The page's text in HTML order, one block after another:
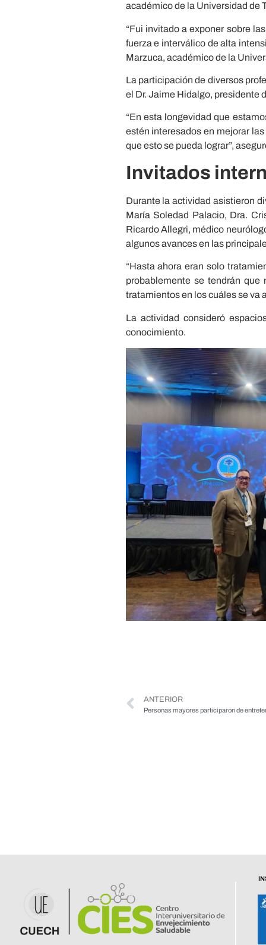
académico de la Universidad de
“Fui invitado a exponer sobre
fuerza e interválico de alta
Marzuca, académico de la
La participación de diversos
el Dr. Jaime Hidalgo, presidente
“En esta longevidad que
estén interesados en mejorar
que esto se pueda lograr”,
Invitados
Durante la actividad asistieron
María Soledad Palacio, Dra.
Ricardo Allegri, médico
algunos avances en las
“Hasta ahora eran solo
probablemente se tendrán
tratamientos en los cuáles se va
La actividad consideró
conocimiento.
ANTERIOR
Personas mayores participaron de